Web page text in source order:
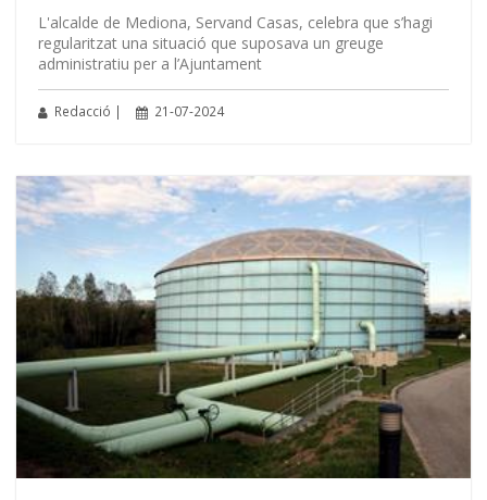
L'alcalde de Mediona, Servand Casas, celebra que s’hagi
regularitzat una situació que suposava un greuge
administratiu per a l’Ajuntament
Redacció | 21-07-2024